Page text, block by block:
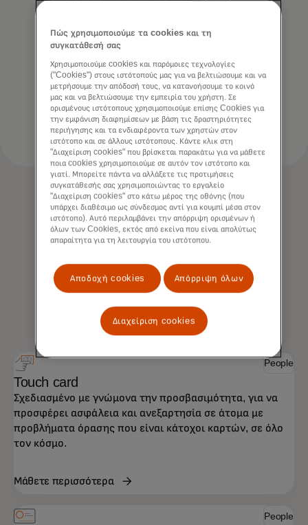
μακροχρόνια αξία για επιχειρήσεις,
ανθρώπους και τον πλανήτη.
Μάθετε περισσότερα
People
Touch card
Σχεδιασμένο με γνώμονα την προσβασιμότητα, για να
προσφέρει ασφάλεια και ανεξαρτησία σε άτομα με
προβλήματα όρασης που είναι κάτοχοι καρτών, σε όλο
τον κόσμο.
Μάθετε περισσότερα
People
Πώς χρησιμοποιούμε τα cookies και τη
συγκατάθεσή σας
Χρησιμοποιούμε cookies και παρόμοιες τεχνολογίες
("Cookies") στους ιστότοπούς μας για να βελτιώσουμε και να
μετρήσουμε την απόδοσή τους, να κατανοήσουμε το κοινό
μας και να βελτιώσουμε την εμπειρία του χρήστη. Σε
ορισμένους ιστότοπους χρησιμοποιούμε επίσης Cookies για
την εμφάνιση διαφημίσεων με βάση τις δραστηριότητες
περιήγησης και τα ενδιαφέροντα των χρηστών στον
ιστότοπο και σε άλλους ιστότοπους. Κάντε κλικ στη
"Διαχείριση cookies" που βρίσκεται παρακάτω για να μάθετε
ποια cookies χρησιμοποιούμε σε αυτόν τον ιστότοπο και
γιατί. Μπορείτε πάντα να αλλάξετε τις προτιμήσεις
συγκατάθεσής σας χρησιμοποιώντας το εργαλείο
"Διαχείριση cookies" στο κάτω μέρος της οθόνης (που
υπάρχει διαθέσιμο ως σύνδεσμος αντί για κουμπί μέσα στον
ιστότοπο). Αυτό περιλαμβάνει την απόρριψη ορισμένων ή
όλων των Cookies, εκτός από εκείνα που είναι απολύτως
απαραίτητα για τη λειτουργία του ιστότοπου.
Αποδοχή cookies Απόρριψη όλων
Διαχείριση cookies